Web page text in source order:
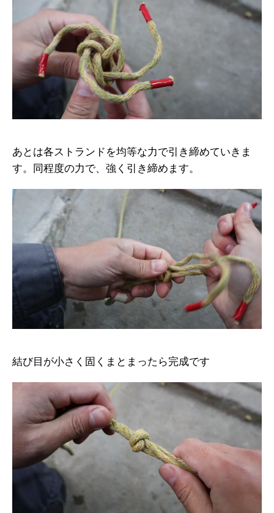
あとは各ストランドを均等な力で引き締めていきま
す。同程度の力で、強く引き締めます。
結び目が小さく固くまとまったら完成です